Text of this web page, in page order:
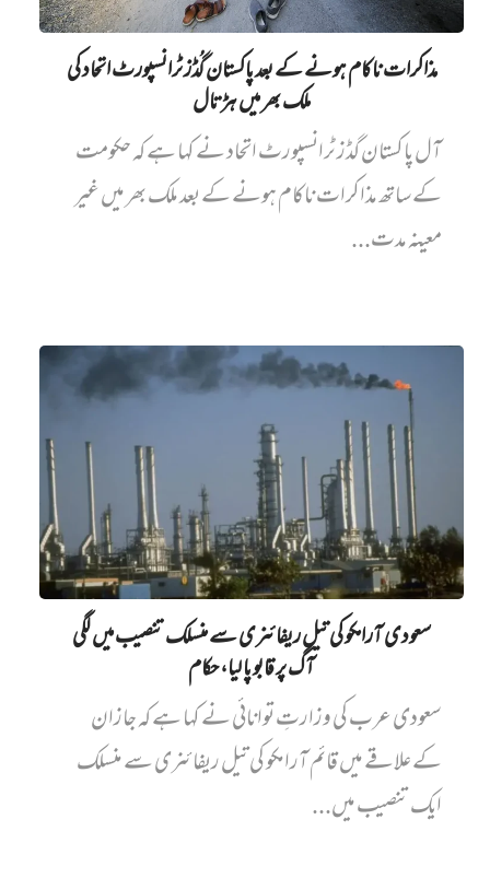
مذاکرات ناکام ہونے کے بعد پاکستان گُڈز ٹرانسپورٹ اتحاد کی
ملک بھر میں ہڑتال
آل پاکستان گڈز ٹرانسپورٹ اتحاد نے کہا ہے کہ حکومت
کے ساتھ مذاکرات ناکام ہونے کے بعد ملک بھر میں غیر
معینہ مدت...
سعودی آرامکو کی تیل ریفائنری سے منسلک تنصیب میں‌ لگی
آگ پر قابو پا لیا، حکام
سعودی عرب کی وزارتِ توانائی نے کہا ہے کہ جازان
کے علاقے میں قائم آرامکو کی تیل ریفائنری سے منسلک
ایک تنصیب میں...